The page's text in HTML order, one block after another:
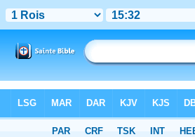
Chapitre 15> Verset 32